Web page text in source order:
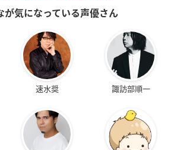
が気になっている声優さん
速水奨 諏訪部順一